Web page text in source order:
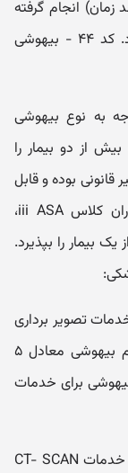
(سه واحد زمان) انجام گرفته
است، ارزش زمان «۳» در نظر گرفته می شود. کد ۴۴ - بیهوشی
به نوع بیهوشی
از دو بیمار را
بوده و قابل
محاسبه و اخذ نمی باشد. در خصوص بیماران کلاس iii ASA،
بیمار را بپذیرد.
تصویر برداری
MRI، PET - CET و SPECT باشد، ارزش تام بیهوشی معادل ۵
محاسبه و اخذ می باشد. کد ۴۸ - بیهوشی برای خدمات
در مواردی که نیاز به بیهوشی بیمار جهت ارائه خدمات CT- SCAN